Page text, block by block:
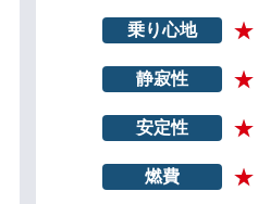
乗り心地
静寂性
安定性
燃費